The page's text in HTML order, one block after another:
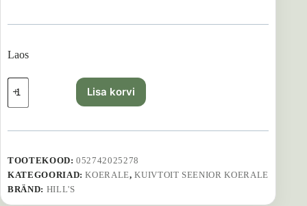
Laos
Hills
koeratoit
Science
Mature
with
Lamb
-
Lisa korvi
TOOTEKOOD:052742025278
KATEGOORIAD:KOERALE,KUIVTOIT SEENIOR KOERALE
BRÄND: HILL'S